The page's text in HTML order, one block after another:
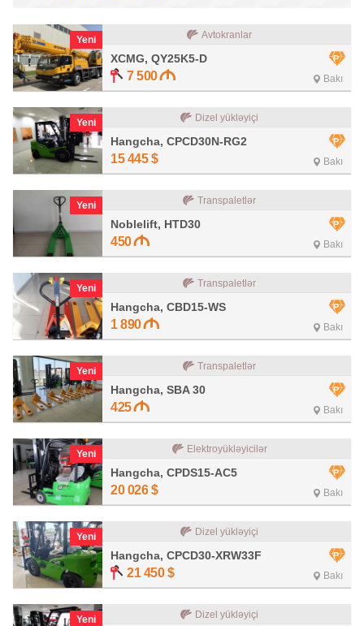
Yeni Avtokranlar
XCMG, QY25K5-D
7 500 Bakı
Yeni Dizel yükləyiçi
Hangcha, CPCD30N-RG2
15 445 $ Bakı
Yeni Transpaletlər
Noblelift, HTD30
450 Bakı
Yeni Transpaletlər
Hangcha, CBD15-WS
1 890 Bakı
Yeni Transpaletlər
Hangcha, SBA 30
425 Bakı
Yeni Elektroyükləyicilər
Hangcha, CPDS15-AC5
20 026 $ Bakı
Yeni Dizel yükləyiçi
Hangcha, CPCD30-XRW33F
21 450 $ Bakı
Yeni Dizel yükləyiçi